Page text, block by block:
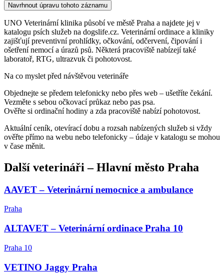
Navrhnout úpravu tohoto záznamu
UNO Veterinární klinika působí ve městě Praha a najdete jej v
katalogu psích služeb na dogslife.cz. Veterinární ordinace a kliniky
zajišťují preventivní prohlídky, očkování, odčervení, čipování i
ošetření nemocí a úrazů psů. Některá pracoviště nabízejí také
laboratoř, RTG, ultrazvuk či pohotovost.
Na co myslet před návštěvou veterináře
Objednejte se předem telefonicky nebo přes web – ušetříte čekání.
Vezměte s sebou očkovací průkaz nebo pas psa.
Ověřte si ordinační hodiny a zda pracoviště nabízí pohotovost.
Aktuální ceník, otevírací dobu a rozsah nabízených služeb si vždy
ověřte přímo na webu nebo telefonicky – údaje v katalogu se mohou
v čase měnit.
Další veterináři –Hlavní město Praha
AAVET – Veterinární nemocnice a ambulance
Praha
ALTAVET – Veterinární ordinace Praha 10
Praha 10
VETINO Jaggy Praha